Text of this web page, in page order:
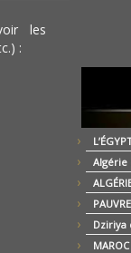
les
:
Algérie
Dziriya